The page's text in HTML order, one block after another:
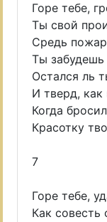
Горе тебе,
Ты свой
Средь
Ты забудешь
Остался ль
И тверд, как
Когда
Красотку
7
Горе тебе,
Как совесть